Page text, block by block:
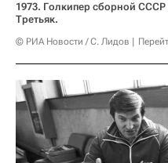
1973. Голкипер сборной
Третьяк.
© РИА Новости / С. Лидов